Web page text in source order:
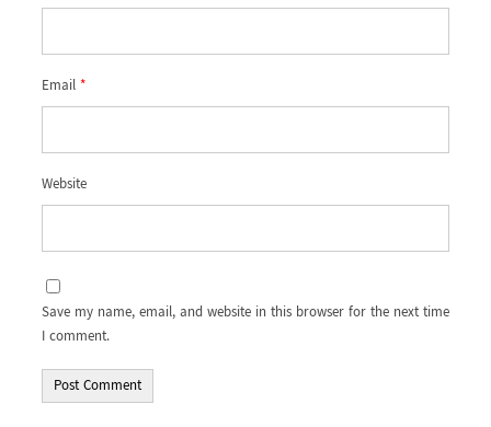
Email*
Website
Save my name, email, and website in this browser for the next time
I comment.